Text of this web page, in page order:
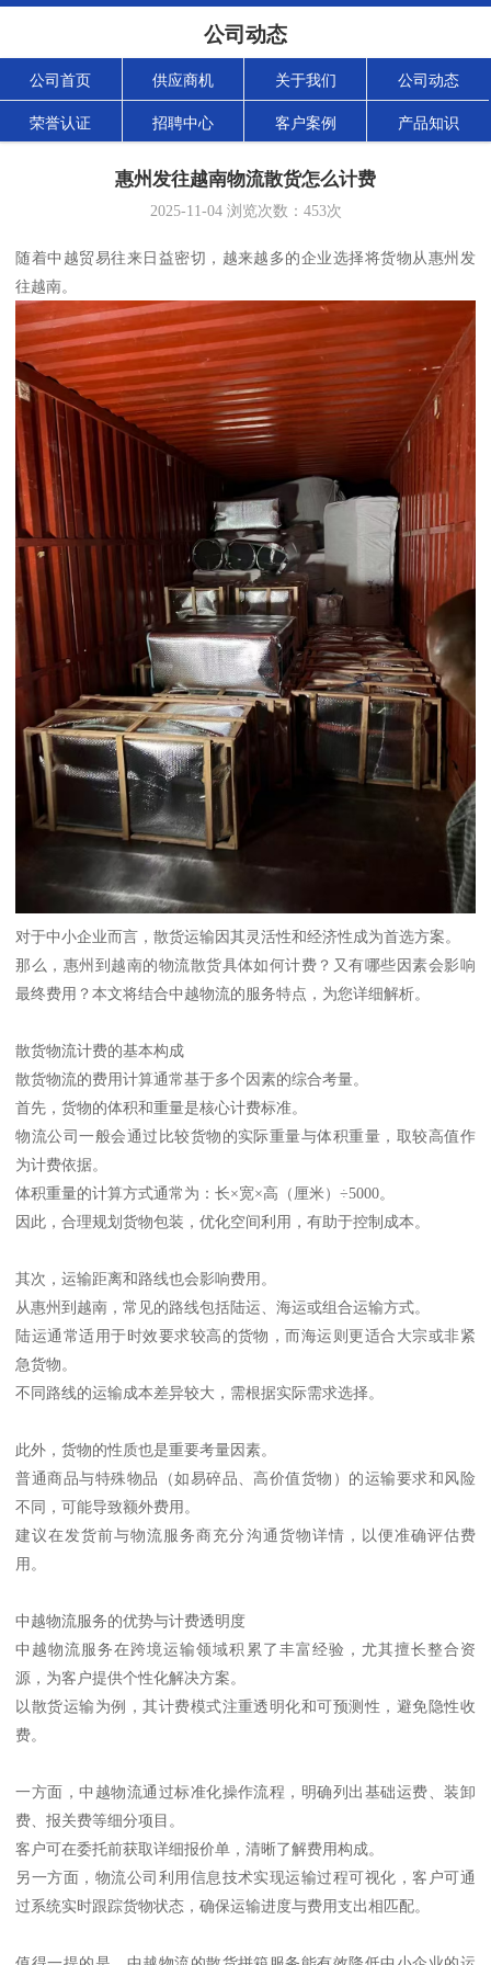
公司动态
公司首页 供应商机 关于我们 公司动态
荣誉认证 招聘中心 客户案例 产品知识
惠州发往越南物流散货怎么计费
2025-11-04浏览次数： 453次
随着中越贸易往来日益密切，越来越多的企业选择将货物从惠州发
往越南。
对于中小企业而言，散货运输因其灵活性和经济性成为首选方案。
那么，惠州到越南的物流散货具体如何计费？又有哪些因素会影响
最终费用？本文将结合中越物流的服务特点，为您详细解析。
散货物流计费的基本构成
散货物流的费用计算通常基于多个因素的综合考量。
首先，货物的体积和重量是核心计费标准。
物流公司一般会通过比较货物的实际重量与体积重量，取较高值作
为计费依据。
体积重量的计算方式通常为：长×宽×高（厘米）÷5000。
因此，合理规划货物包装，优化空间利用，有助于控制成本。
其次，运输距离和路线也会影响费用。
从惠州到越南，常见的路线包括陆运、海运或组合运输方式。
陆运通常适用于时效要求较高的货物，而海运则更适合大宗或非紧
急货物。
不同路线的运输成本差异较大，需根据实际需求选择。
此外，货物的性质也是重要考量因素。
普通商品与特殊物品（如易碎品、高价值货物）的运输要求和风险
不同，可能导致额外费用。
建议在发货前与物流服务商充分沟通货物详情，以便准确评估费
用。
中越物流服务的优势与计费透明度
中越物流服务在跨境运输领域积累了丰富经验，尤其擅长整合资
源，为客户提供个性化解决方案。
以散货运输为例，其计费模式注重透明化和可预测性，避免隐性收
费。
一方面，中越物流通过标准化操作流程，明确列出基础运费、装卸
费、报关费等细分项目。
客户可在委托前获取详细报价单，清晰了解费用构成。
另一方面，物流公司利用信息技术实现运输过程可视化，客户可通
过系统实时跟踪货物状态，确保运输进度与费用支出相匹配。